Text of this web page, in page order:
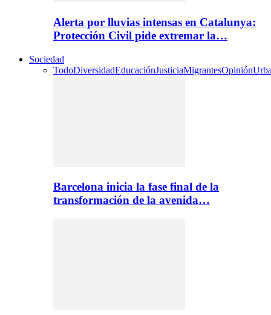
Alerta por lluvias intensas en Catalunya:
Protección Civil pide extremar la…
Sociedad
TodoDiversidadEducaciónJusticiaMigrantesOpinión
Barcelona inicia la fase final de la
transformación de la avenida…